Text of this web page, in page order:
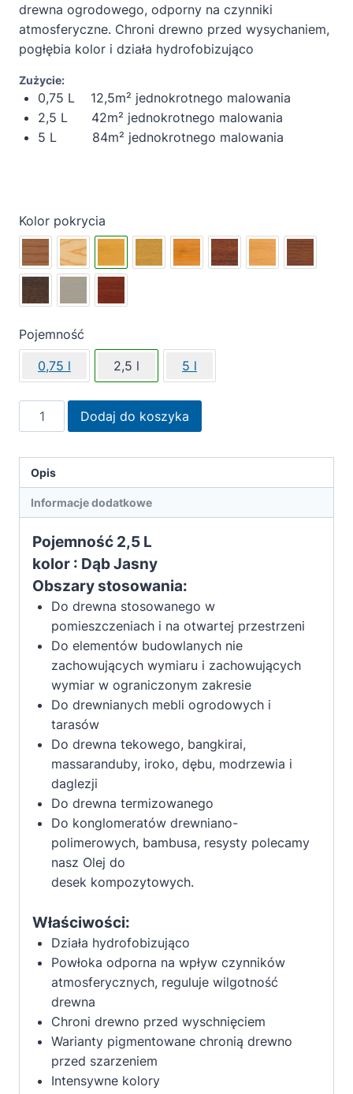
drewna ogrodowego, odporny na czynniki
atmosferyczne. Chroni drewno przed wysychaniem,
pogłębia kolor i działa hydrofobizująco
Zużycie:
0,75 L 12,5m² jednokrotnego malowania
2,5 L 42m² jednokrotnego malowania
5 L 84m² jednokrotnego malowania
Kolor pokrycia
Pojemność
0,75 l
2,5 l 5 l
ilość
Remmers
do
tarasów
ogrodowych
dąb
jasny
2,5L
Dodaj do koszyka
Opis
Informacje dodatkowe
Pojemność 2,5 L
kolor : Dąb Jasny
Obszary stosowania:
Do drewna stosowanego w
pomieszczeniach i na otwartej przestrzeni
Do elementów budowlanych nie
zachowujących wymiaru i zachowujących
wymiar w ograniczonym zakresie
Do drewnianych mebli ogrodowych i
tarasów
Do drewna tekowego, bangkirai,
massaranduby, iroko, dębu, modrzewia i
daglezji
Do drewna termizowanego
Do konglomeratów drewniano-
polimerowych, bambusa, resysty polecamy
nasz Olej do
desek kompozytowych.
Właściwości:
Działa hydrofobizująco
Powłoka odporna na wpływ czynników
atmosferycznych, reguluje wilgotność
drewna
Chroni drewno przed wyschnięciem
Warianty pigmentowane chronią drewno
przed szarzeniem
Intensywne kolory